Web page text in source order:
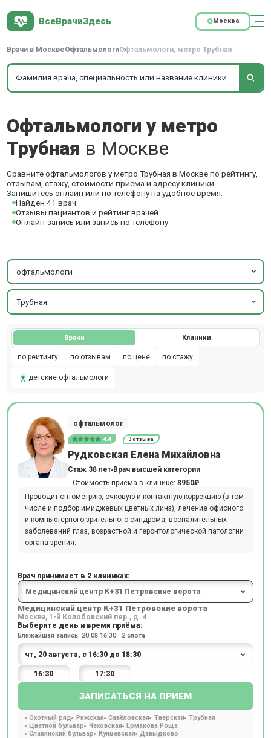
ВсеВрачиЗдесь Москва
Врачи в МосквеОфтальмологиОфтальмологи, метро Трубная
Офтальмологи у метро
Трубная в Москве
Сравните офтальмологов у метро Трубная в Москве по рейтингу,
отзывам, стажу, стоимости приема и адресу клиники.
Запишитесь онлайн или по телефону на удобное время.
Найден 41 врач
Отзывы пациентов и рейтинг врачей
Онлайн-запись или запись по телефону
офтальмологи
Трубная
Врачи Клиники
по рейтингу по отзывам по цене по стажу
детские офтальмологи
офтальмолог
4.4 3 отзыва
Рудковская Елена Михайловна
Стаж 38 лет Врач высшей категории
Стоимость приёма в клинике: 8950₽
Проводит оптометрию, очковую и контактную коррекцию (в том
числе и подбор имиджевых цветных линз), лечение офисного
и компьютерного зрительного синдрома, воспалительных
заболеваний глаз, возрастной и геронтологической патологии
органа зрения.
Врач принимает в 2 клиниках:
Медицинский центр К+31 Петровские ворота
Москва, 1-й Колобовский пер., д. 4
Выберите день и время приёма:
Ближайшая запись: 20.08 16:30 · 2 слота
16:30 17:30
ЗАПИСАТЬСЯ НА ПРИЕМ
Охотный ряд Рижская Савёловская Тверская
Трубная
Цветной бульвар
Чеховская
Ермакова Роща
Славянский бульвар
Кунцевская Давыдково